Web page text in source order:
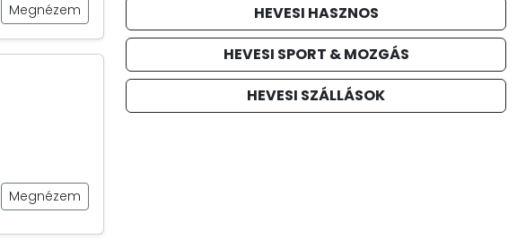
Megnézem
Megnézem
HEVESI HASZNOS
HEVESI SPORT & MOZGÁS
HEVESI SZÁLLÁSOK